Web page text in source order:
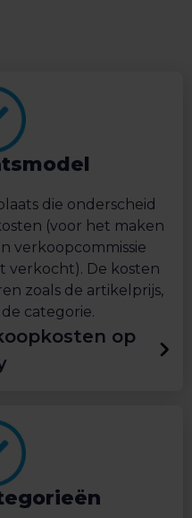
die onderscheid
(voor het maken
verkoopcommissie
verkocht). De kosten
zoals de artikelprijs,
categorie.
op